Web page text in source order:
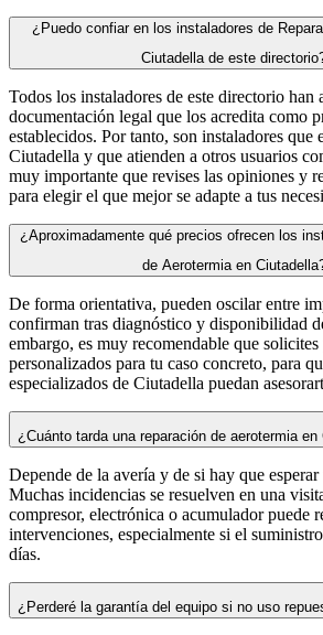
¿Puedo confiar en los instaladores de
Ciutadella de este
Todos los instaladores de este directorio han
documentación legal que los acredita como
establecidos. Por tanto, son instaladores que
Ciutadella y que atienden a otros usuarios
muy importante que revises las opiniones y
para elegir el que mejor se adapte a tus
¿Aproximadamente qué precios ofrecen los
de Aerotermia en
De forma orientativa, pueden oscilar entre
confirman tras diagnóstico y disponibilidad
embargo, es muy recomendable que solicites
personalizados para tu caso concreto, para
especializados de Ciutadella puedan
¿Cuánto tarda una reparación de aerotermia en
Depende de la avería y de si hay que
Muchas incidencias se resuelven en una
compresor, electrónica o acumulador puede
intervenciones, especialmente si el
días.
¿Perderé la garantía del equipo si no uso